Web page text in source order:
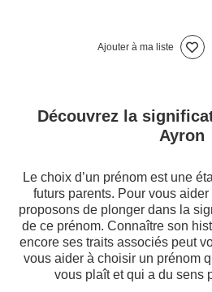
Ajouter à ma liste
Découvrez la
Ayron
Le choix d’un prénom est une
futurs parents. Pour vous
proposons de plonger dans la
de ce prénom. Connaître son
encore ses traits associés peut
vous aider à choisir un prénom
vous plaît et qui a du sens